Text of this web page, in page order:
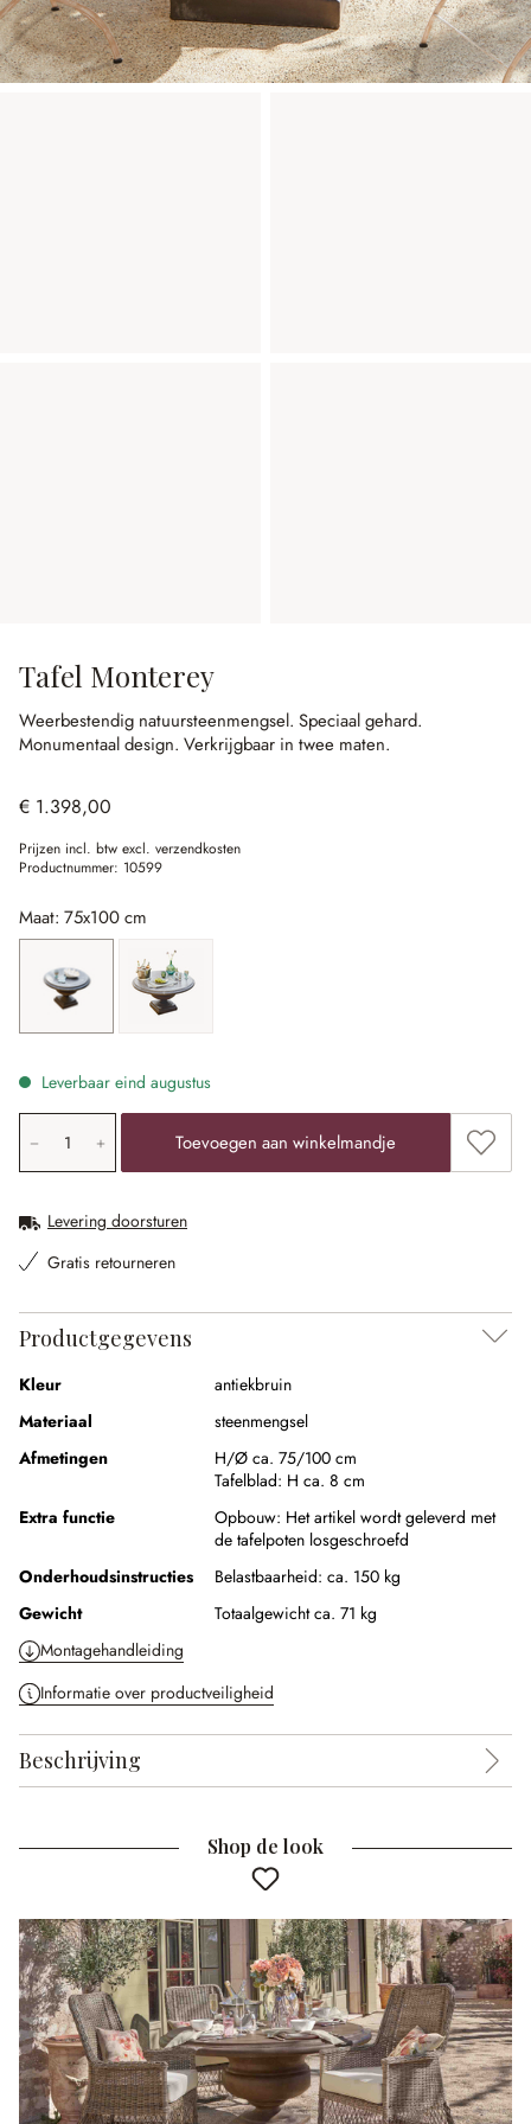
Tafel Monterey
Weerbestendig natuursteenmengsel. Speciaal gehard.
Monumentaal design. Verkrijgbaar in twee maten.
€ 1.398,00
Prijzen incl. btw excl. verzendkosten
Productnummer: 10599
Maat: 75x100 cm
75x100 cm 75x140 cm
Leverbaar eind augustus
Producthoeveelheid: voer de gewenste waarde in of
Toevoegen aan winkelmandje
Levering doorsturen
Gratis retourneren
Productgegevens
Kleur
antiekbruin
Materiaal
steenmengsel
Afmetingen
H/Ø ca. 75/100 cm
Tafelblad: H ca. 8 cm
Extra functie
Opbouw: Het artikel wordt geleverd met
de tafelpoten losgeschroefd
Onderhoudsinstructies
Belastbaarheid: ca. 150 kg
Gewicht
Totaalgewicht ca. 71 kg
Montagehandleiding
Informatie over productveiligheid
Beschrijving
Shop de look